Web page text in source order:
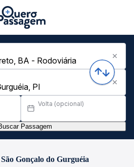
Volta (opcional)
Passagem
São Gonçalo do Gurguéia